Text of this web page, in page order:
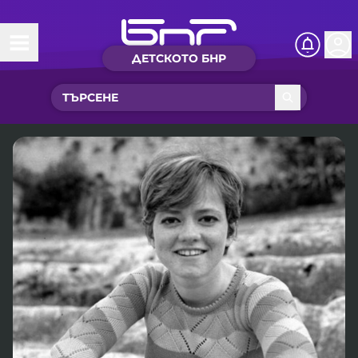
ДЕТСКОТО БНР
Начало
Какво ново?
Рубрики с вълшебства
Детско радио
Чуйте
Новините на детски език
Приказки
Песнички
Искри
Интересен архив
Нашите гости